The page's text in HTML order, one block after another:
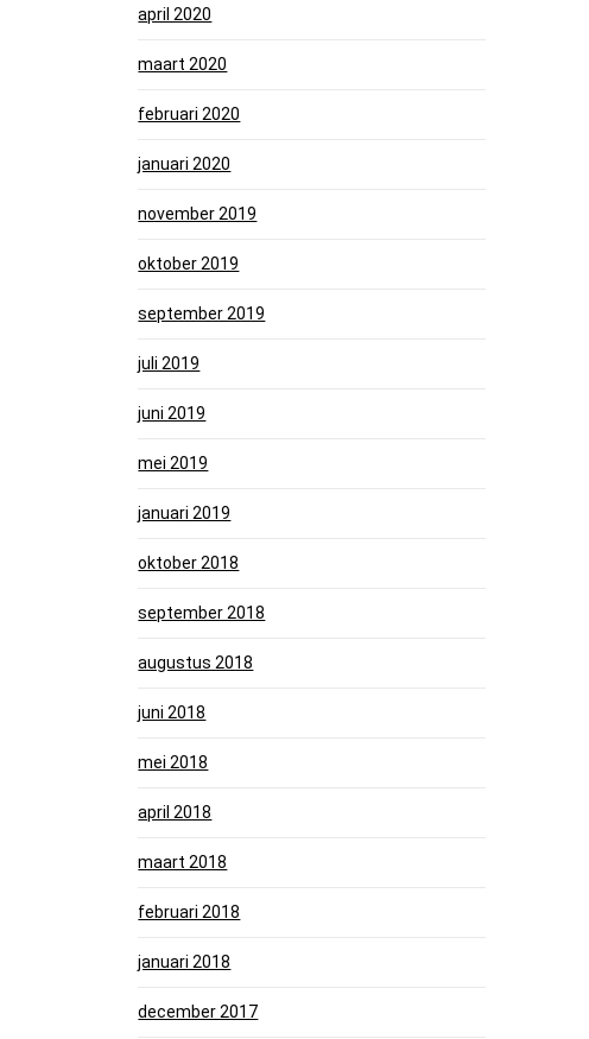
april 2020
maart 2020
februari 2020
januari 2020
november 2019
oktober 2019
september 2019
juli 2019
juni 2019
mei 2019
januari 2019
oktober 2018
september 2018
augustus 2018
juni 2018
mei 2018
april 2018
maart 2018
februari 2018
januari 2018
december 2017